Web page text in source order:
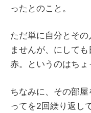
ったとのこと。
ただ単に自分とそ
ませんが、にして
赤。というのはちょ
ちなみに、その部
ってを2回繰り返し